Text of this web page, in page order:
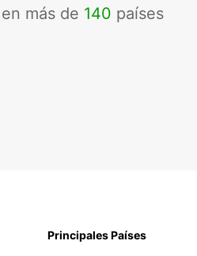
más de 140 países
Principales Países